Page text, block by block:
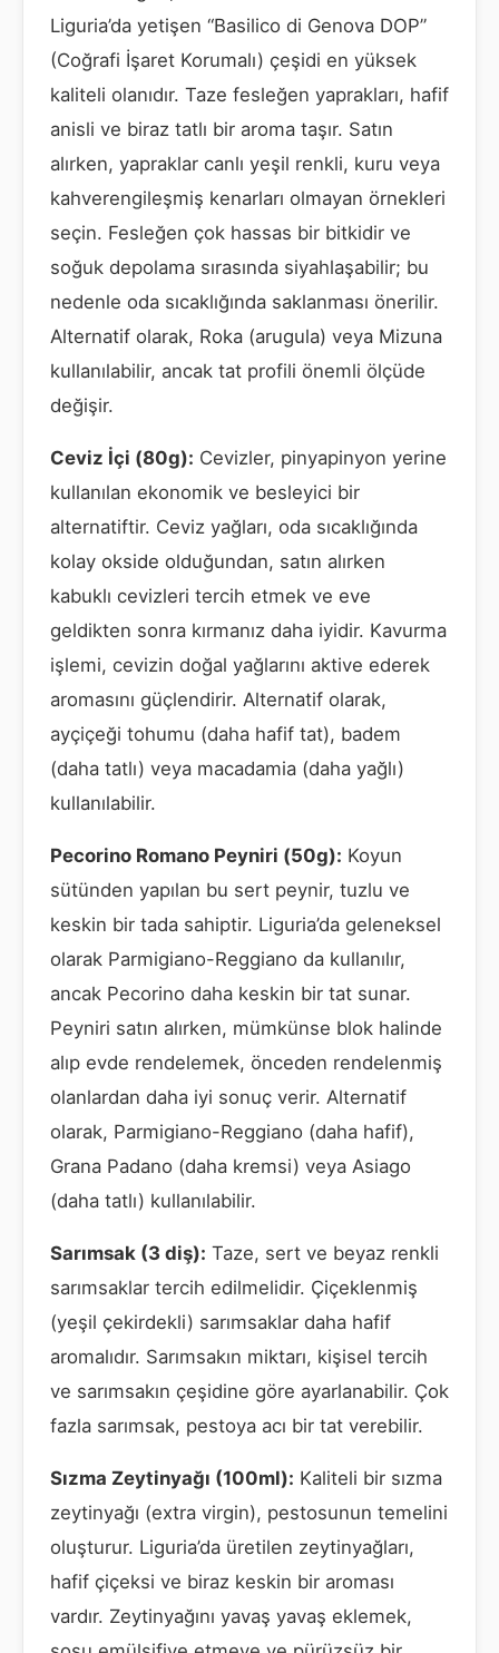
Liguria’da yetişen “Basilico di Genova DOP”
(Coğrafi İşaret Korumalı) çeşidi en yüksek
kaliteli olanıdır. Taze fesleğen yaprakları, hafif
anisli ve biraz tatlı bir aroma taşır. Satın
alırken, yapraklar canlı yeşil renkli, kuru veya
kahverengileşmiş kenarları olmayan örnekleri
seçin. Fesleğen çok hassas bir bitkidir ve
soğuk depolama sırasında siyahlaşabilir; bu
nedenle oda sıcaklığında saklanması önerilir.
Alternatif olarak, Roka (arugula) veya Mizuna
kullanılabilir, ancak tat profili önemli ölçüde
değişir.
Ceviz İçi (80g): Cevizler, pinyapinyon yerine
kullanılan ekonomik ve besleyici bir
alternatiftir. Ceviz yağları, oda sıcaklığında
kolay okside olduğundan, satın alırken
kabuklı cevizleri tercih etmek ve eve
geldikten sonra kırmanız daha iyidir. Kavurma
işlemi, cevizin doğal yağlarını aktive ederek
aromasını güçlendirir. Alternatif olarak,
ayçiçeği tohumu (daha hafif tat), badem
(daha tatlı) veya macadamia (daha yağlı)
kullanılabilir.
Pecorino Romano Peyniri (50g): Koyun
sütünden yapılan bu sert peynir, tuzlu ve
keskin bir tada sahiptir. Liguria’da geleneksel
olarak Parmigiano-Reggiano da kullanılır,
ancak Pecorino daha keskin bir tat sunar.
Peyniri satın alırken, mümkünse blok halinde
alıp evde rendelemek, önceden rendelenmiş
olanlardan daha iyi sonuç verir. Alternatif
olarak, Parmigiano-Reggiano (daha hafif),
Grana Padano (daha kremsi) veya Asiago
(daha tatlı) kullanılabilir.
Sarımsak (3 diş): Taze, sert ve beyaz renkli
sarımsaklar tercih edilmelidir. Çiçeklenmiş
(yeşil çekirdekli) sarımsaklar daha hafif
aromalıdır. Sarımsakın miktarı, kişisel tercih
ve sarımsakın çeşidine göre ayarlanabilir. Çok
fazla sarımsak, pestoya acı bir tat verebilir.
Sızma Zeytinyağı (100ml): Kaliteli bir sızma
zeytinyağı (extra virgin), pestosunun temelini
oluşturur. Liguria’da üretilen zeytinyağları,
hafif çiçeksi ve biraz keskin bir aroması
vardır. Zeytinyağını yavaş yavaş eklemek,